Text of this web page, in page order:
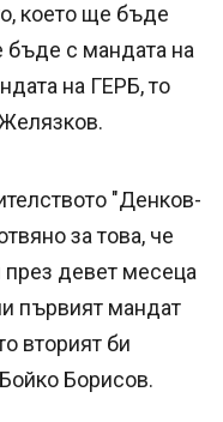
което ще бъде
бъде с мандата на
на ГЕРБ, то
"Денков-
за това, че
през девет месеца
първият мандат
вторият би
Борисов.